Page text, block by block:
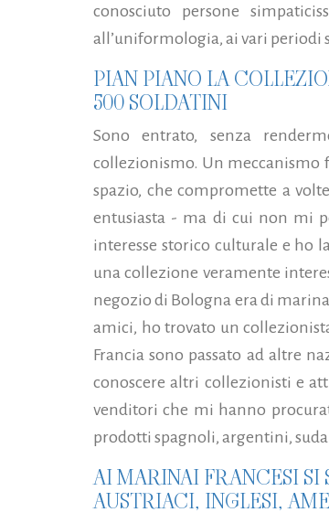
conosciuto persone
all’uniformologia, ai vari pe­riodi
PIAN PIANO LA
500 SOLDATINI
Sono entrato, senza
collezionismo. Un meccani­smo
spazio, che compro­mette a
entusiasta - ma di cui non mi
interesse storico­ culturale e ho
una collezione veramente
negozio di Bologna era di
amici, ho trovato un
Fran­cia sono passato ad altre
conoscere altri collezionisti e
venditori che mi hanno
prodotti spagnoli, argentini,
AI MARINAI FRANCESI
AUSTRIACI, INGLESI,